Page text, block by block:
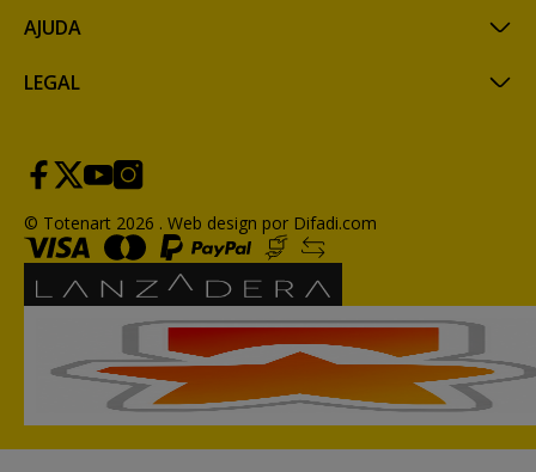
AJUDA
LEGAL
© Totenart 2026 . Web design por Difadi.com